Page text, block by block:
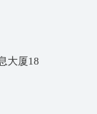
大厦18